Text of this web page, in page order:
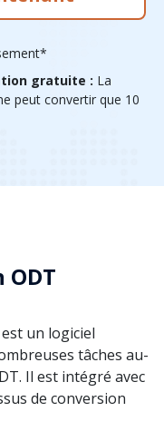
gratuite : La
peut convertir que 10
ODT
un logiciel
tâches au-
Il est intégré avec
de conversion